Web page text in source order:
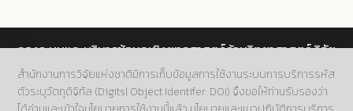
กองระบบและบริหารข้อมูลเชิงยุทธศาสตร์ด้านวิทยาศาสตร์ วิจัย
และนวัตกรรม สำนักงานการวิจัยแห่งชาติ (วช.)
ที่อยู่.196 ถนนพหลโยธิน แขวงลาดยาว เขตจตุจักร กทม.
สำนักงานการวิจัยแห่งชาติมีการเก็บข้อมูลการใช้งานระบบการบริการรหัส
ตัวระบุวัตถุดิจิทัล (Digitsl Object Identifer: DOI) จึงขอให้ท่านรับรองว่า